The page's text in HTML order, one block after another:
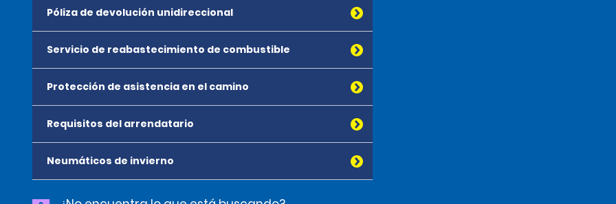
Póliza de devolución unidireccional
Servicio de reabastecimiento de combustible
Protección de asistencia en el camino
Requisitos del arrendatario
Neumáticos de invierno